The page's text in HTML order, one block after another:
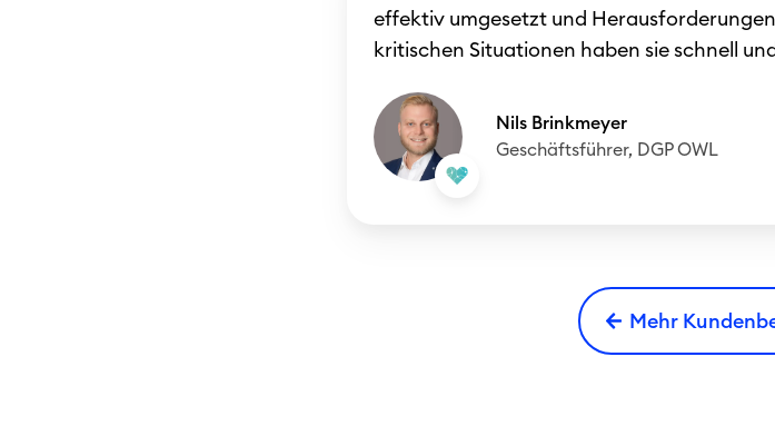
effektiv umgesetzt und
kritischen Situationen haben sie schnell
Nils Brinkmeyer
Geschäftsführer, DGP OWL
Mehr